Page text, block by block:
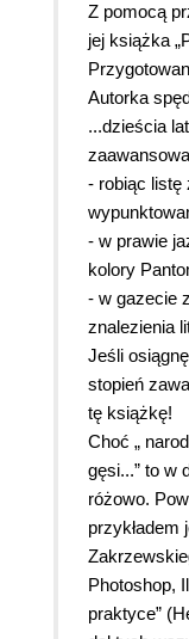
Z pomocą
jej książka
Autorka
...dzieścia
- robiąc listę
- w prawie
kolory
- w gazecie
znalezienia
Jeśli
stopień
tę książkę!
Choć „
gęsi...” to w
różowo.
przykładem
Photoshop,
praktyce”